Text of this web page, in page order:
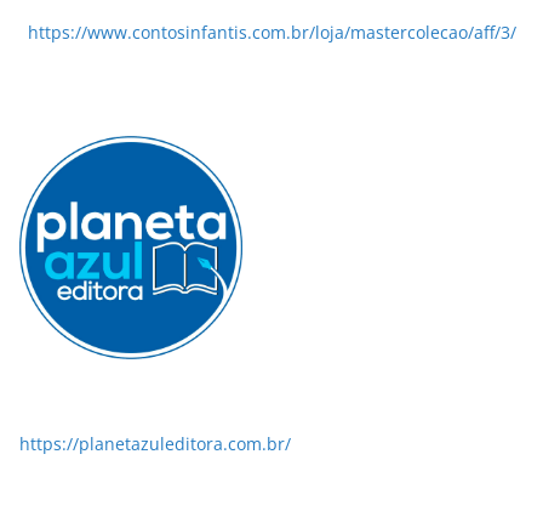
https://www.contosinfantis.com.br/loja/mastercolecao/aff/3/
https://planetazuleditora.com.br/